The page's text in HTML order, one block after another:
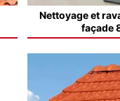
Nettoyage et
façade